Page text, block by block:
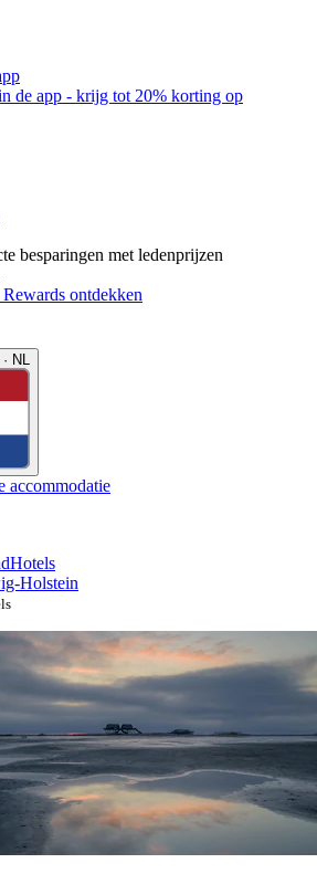
de app - krijg tot 20% korting op
besparingen met ledenprijzen
ontdekken
NL
accommodatie
Hotels
Holstein